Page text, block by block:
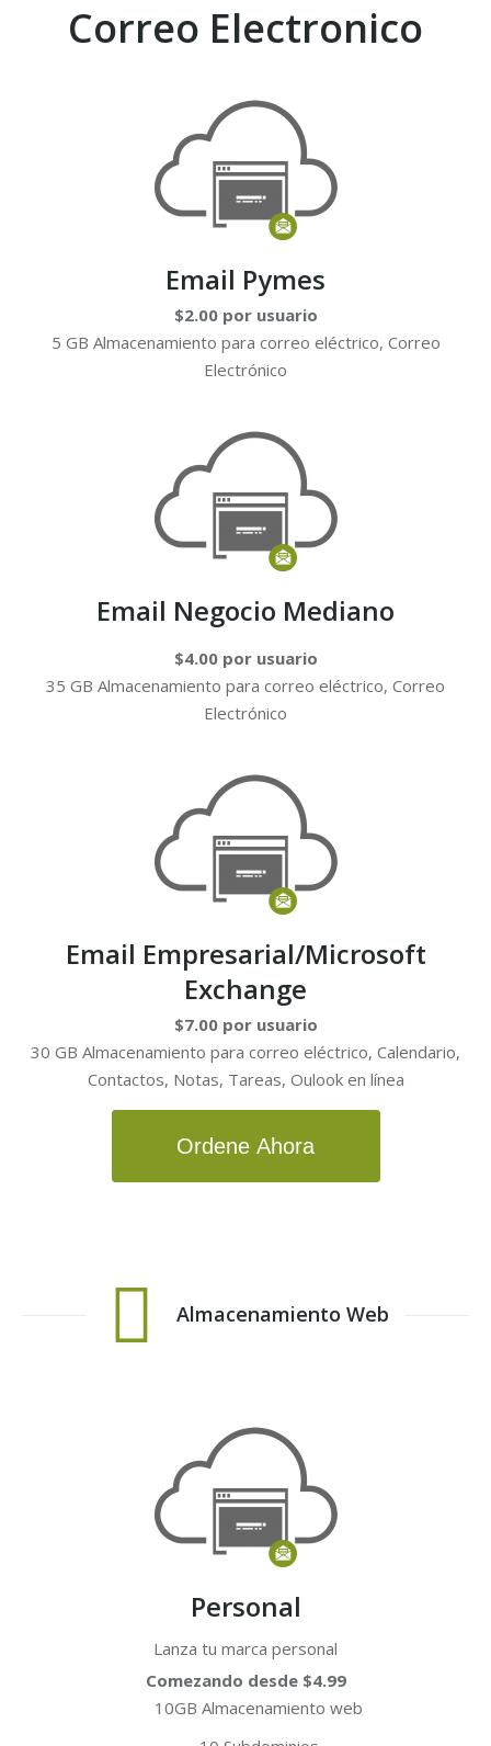
Correo Electronico
Email Pymes
$2.00 por usuario
5 GB Almacenamiento para correo eléctrico, Correo
Electrónico
Email Negocio Mediano
$4.00 por usuario
35 GB Almacenamiento para correo eléctrico, Correo
Electrónico
Email Empresarial/Microsoft
Exchange
$7.00 por usuario
30 GB Almacenamiento para correo eléctrico, Calendario,
Contactos, Notas, Tareas, Oulook en línea
Ordene Ahora
Almacenamiento Web
Personal
Lanza tu marca personal
Comezando desde $4.99
10GB Almacenamiento web